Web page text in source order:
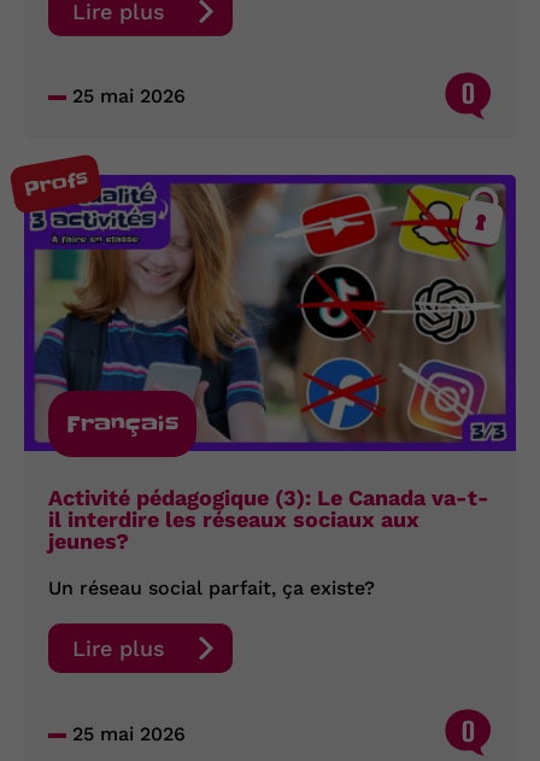
Lire plus
25 mai 2026 0
Profs
Français
Activité pédagogique (3): Le Canada va-t-
il interdire les réseaux sociaux aux
jeunes?
Un réseau social parfait, ça existe?
Lire plus
25 mai 2026 0